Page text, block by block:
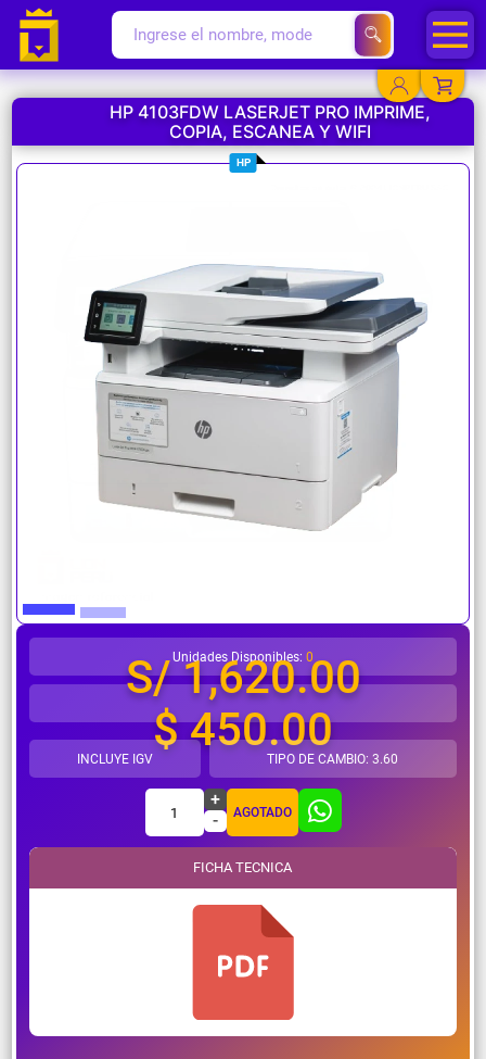
YA EXISTO
SOY NUEVO
¿Necesitas ayuda?
HP 4103FDW LASERJET PRO IMPRIME,
COPIA, ESCANEA Y WIFI
HP
Unidades Disponibles: 0
S/ 1,620.00
$ 450.00
INCLUYE IGV TIPO DE CAMBIO: 3.60
1
+
-
AGOTADO
FICHA TECNICA